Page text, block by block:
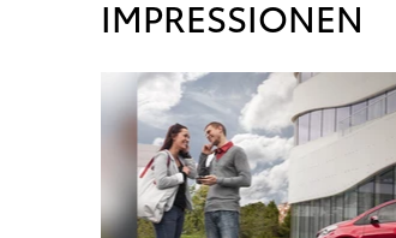
IMPRESSIONEN